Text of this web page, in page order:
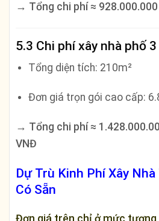
→ Tổng chi phí ≈
5.3 Chi phí xây nhà phố
Tổng diện tích: 210m²
Đơn giá trọn gói cao cấp:
→ Tổng chi phí ≈
VNĐ
Dự Trù Kinh Phí Xây
Có Sẵn
Đơn giá trên chỉ ở mức